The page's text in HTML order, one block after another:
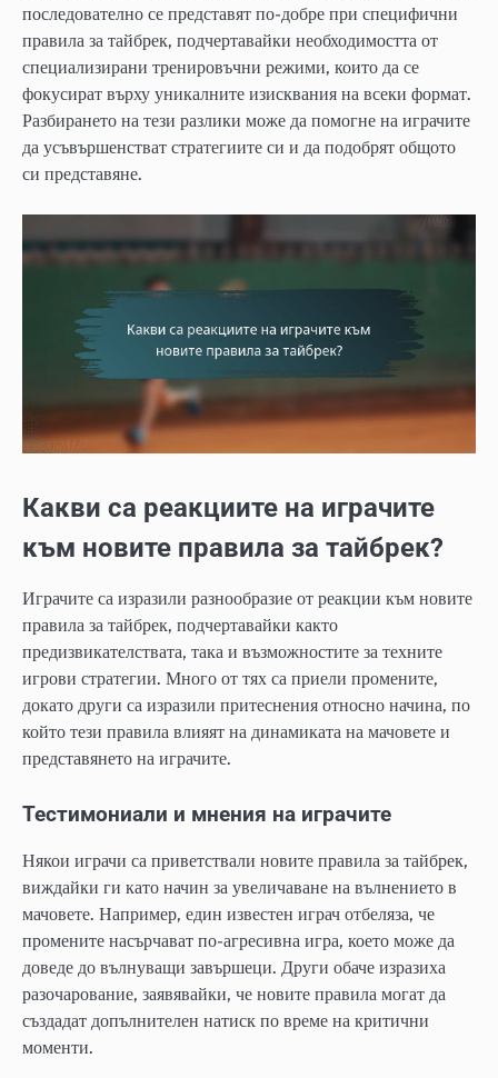
последователно се представят по-добре при специфични
правила за тайбрек, подчертавайки необходимостта от
специализирани тренировъчни режими, които да се
фокусират върху уникалните изисквания на всеки формат.
Разбирането на тези разлики може да помогне на играчите
да усъвършенстват стратегиите си и да подобрят общото
си представяне.
Какви са реакциите на играчите
към новите правила за тайбрек?
Играчите са изразили разнообразие от реакции към новите
правила за тайбрек, подчертавайки както
предизвикателствата, така и възможностите за техните
игрови стратегии. Много от тях са приели промените,
докато други са изразили притеснения относно начина, по
който тези правила влияят на динамиката на мачовете и
представянето на играчите.
Тестимониали и мнения на играчите
Някои играчи са приветствали новите правила за тайбрек,
виждайки ги като начин за увеличаване на вълнението в
мачовете. Например, един известен играч отбеляза, че
промените насърчават по-агресивна игра, което може да
доведе до вълнуващи завършеци. Други обаче изразиха
разочарование, заявявайки, че новите правила могат да
създадат допълнителен натиск по време на критични
моменти.